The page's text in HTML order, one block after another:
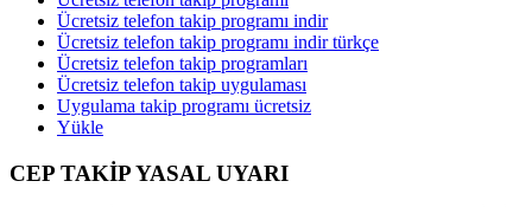
Ücretsiz telefon takip programı indir
Ücretsiz telefon takip programı indir türkçe
Ücretsiz telefon takip programları
Ücretsiz telefon takip uygulaması
Uygulama takip programı ücretsiz
Yükle
CEP TAKİP YASAL UYARI